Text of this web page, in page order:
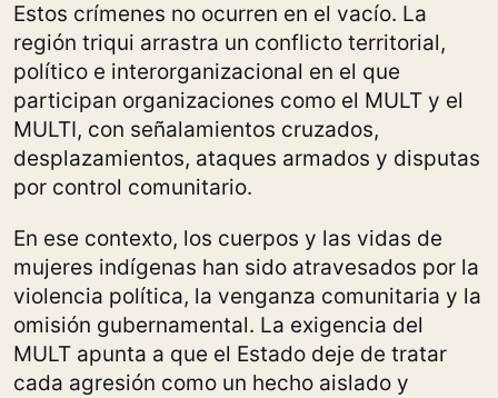
Estos crímenes no ocurren en el vacío. La
región triqui arrastra un conflicto territorial,
político e interorganizacional en el que
participan organizaciones como el MULT y el
MULTI, con señalamientos cruzados,
desplazamientos, ataques armados y disputas
por control comunitario.
En ese contexto, los cuerpos y las vidas de
mujeres indígenas han sido atravesados por la
violencia política, la venganza comunitaria y la
omisión gubernamental. La exigencia del
MULT apunta a que el Estado deje de tratar
cada agresión como un hecho aislado y